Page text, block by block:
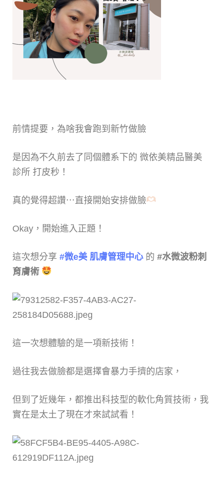
前情提要，為啥我會跑到新竹做臉
是因為不久前去了同個體系下的 微依美精品醫美
診所 打皮秒！
真的覺得超讚⋯直接開始安排做臉
Okay，開始進入正題！
這次想分享 #微e美 肌膚管理中心 的 #水微波粉刺
育膚術
這一次想體驗的是一項新技術！
過往我去做臉都是選擇會暴力手擠的店家，
但到了近幾年，都推出科技型的軟化角質技術，我
實在是太土了現在才來試試看！